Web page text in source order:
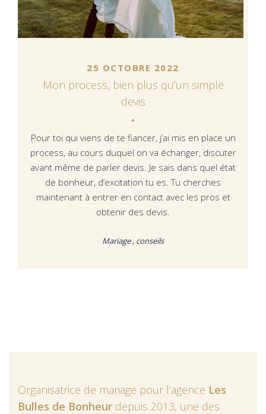
25 OCTOBRE 2022
Mon process, bien plus qu’un simple
devis
Pour toi qui viens de te fiancer, j’ai mis en place un
process, au cours duquel on va échanger, discuter
avant même de parler devis. Je sais dans quel état
de bonheur, d’excitation tu es. Tu cherches
maintenant à entrer en contact avec les pros et
obtenir des devis.
Mariage , conseils
Organisatrice de mariage pour l’agence Les
Bulles de Bonheur depuis 2013, une des